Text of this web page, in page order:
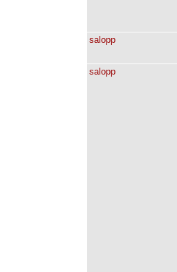
salopp
salopp